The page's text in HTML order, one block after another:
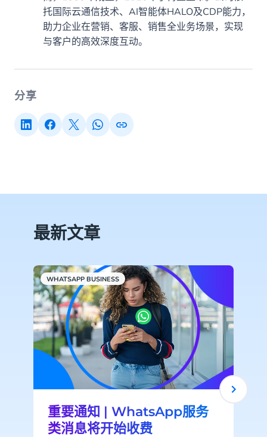
托国际云通信技术、AI智能体HALO及CDP能力，
助力企业在营销、客服、销售全业务场景，实现
与客户的高效深度互动。
分享
最新文章
WHATSAPP BUSINESS
重要通知 | WhatsApp服务
类消息将开始收费